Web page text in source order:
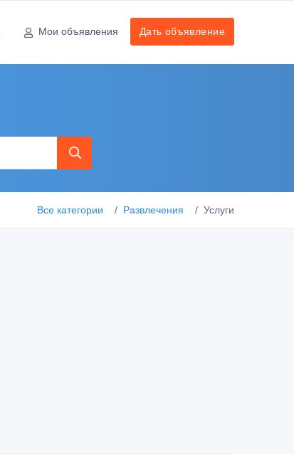
Мои объявления Дать объявление
Все категории Развлечения Услуги